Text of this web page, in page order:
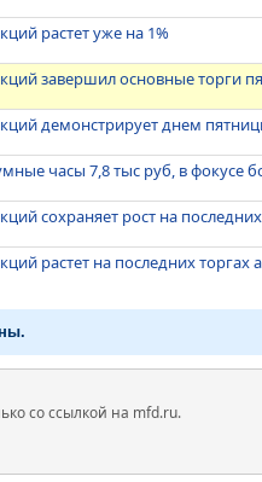
растет уже на 1%
завершил основные торги
демонстрирует днем
часы 7,8 тыс руб, в
сохраняет рост на
растет на последних торгах
со ссылкой на mfd.ru.